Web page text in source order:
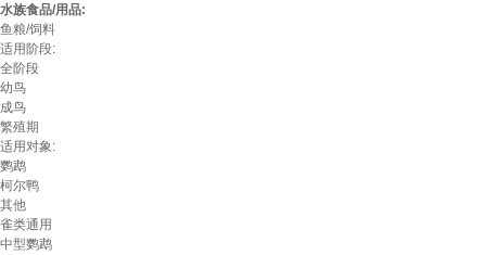
水族食品/用品:
鱼粮/饲料
适用阶段:
全阶段
幼鸟
成鸟
繁殖期
适用对象:
鹦鹉
柯尔鸭
其他
雀类通用
中型鹦鹉